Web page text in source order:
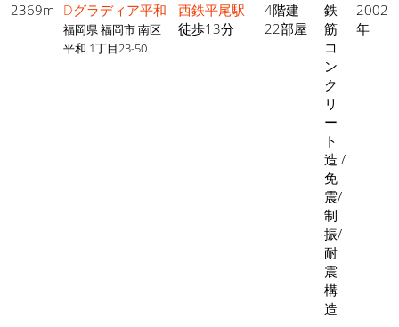
2369m Dグラディア平和
福岡県 福岡市 南区
平和 1丁目23-50
西鉄平尾駅
徒歩13分
4階建
22部屋
鉄
筋
コ
ン
ク
リ
ー
ト
造 /
免
震/
制
振/
耐
震
構
造
2002
年